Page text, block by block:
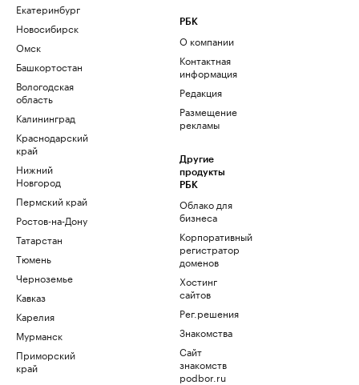
Екатеринбург
Новосибирск
Омск
Башкортостан
Вологодская
область
Калининград
Краснодарский
край
Нижний
Новгород
Пермский край
Ростов-на-Дону
Татарстан
Тюмень
Черноземье
Кавказ
Карелия
Мурманск
Приморский
край
РБК
О компании
Контактная
информация
Редакция
Размещение
рекламы
Другие
продукты
РБК
Облако для
бизнеса
Корпоративный
регистратор
доменов
Хостинг
сайтов
Рег.решения
Знакомства
Сайт
знакомств
podbor.ru